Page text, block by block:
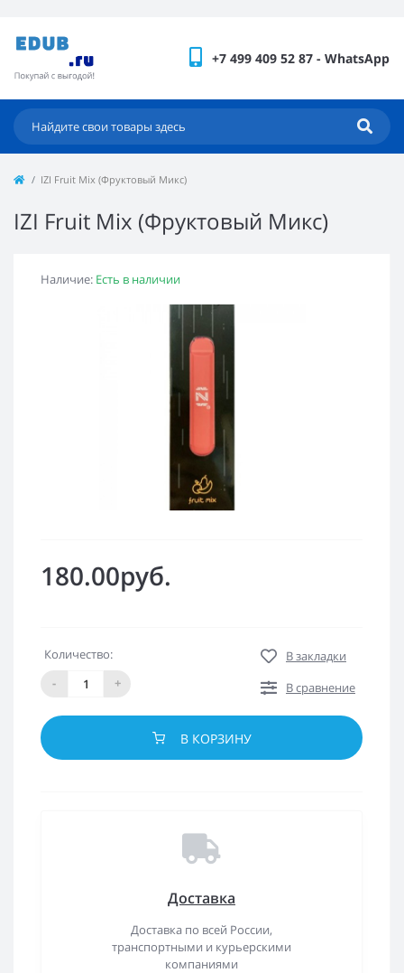
+7 499 409 52 87 - WhatsApp
IZI Fruit Mix (Фруктовый Микс)
IZI Fruit Mix (Фруктовый Микс)
Наличие: Есть в наличии
180.00руб.
Количество:
-
+
В закладки
В сравнение
В КОРЗИНУ
Доставка
Доставка по всей России,
транспортными и курьерскими
компаниями